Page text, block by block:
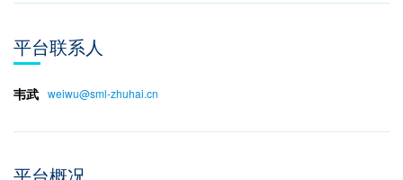
平台联系人
韦武 weiwu@sml-zhuhai.cn